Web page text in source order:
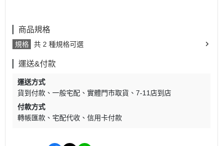
商品規格
規格 共 2 種規格可選
運送&付款
運送方式
貨到付款
一般宅配 實體門市取貨
7-11店到店
付款方式
轉帳匯款
宅配代收 信用卡付款